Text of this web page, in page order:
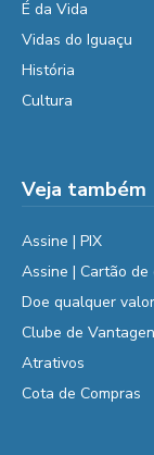
É da Vida
Vidas do Iguaçu
História
Cultura
Veja também
Assine | PIX
Assine | Cartão de
Doe qualquer valor
Clube de
Atrativos
Cota de Compras